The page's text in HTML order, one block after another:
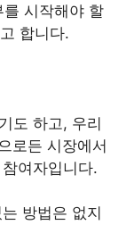
시작해야 할
합니다.
도 하고, 우리
로든 시장에서
여자입니다.
방법은 없지